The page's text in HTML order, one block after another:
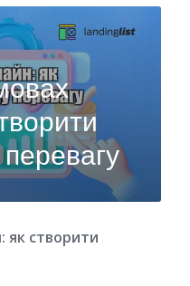
як створити